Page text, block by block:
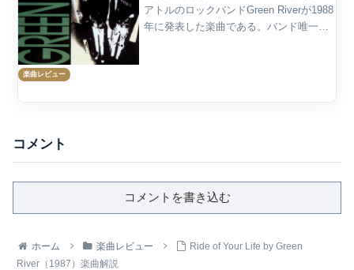
楽曲レビュー
アトルのロックバンドGreen Riverが1988
年に発表した楽曲である。バンド唯一の
コメント
コメントを書き込む
ホーム 楽曲レビュー
Ride of Your Life by Green
River（1987）楽曲解説